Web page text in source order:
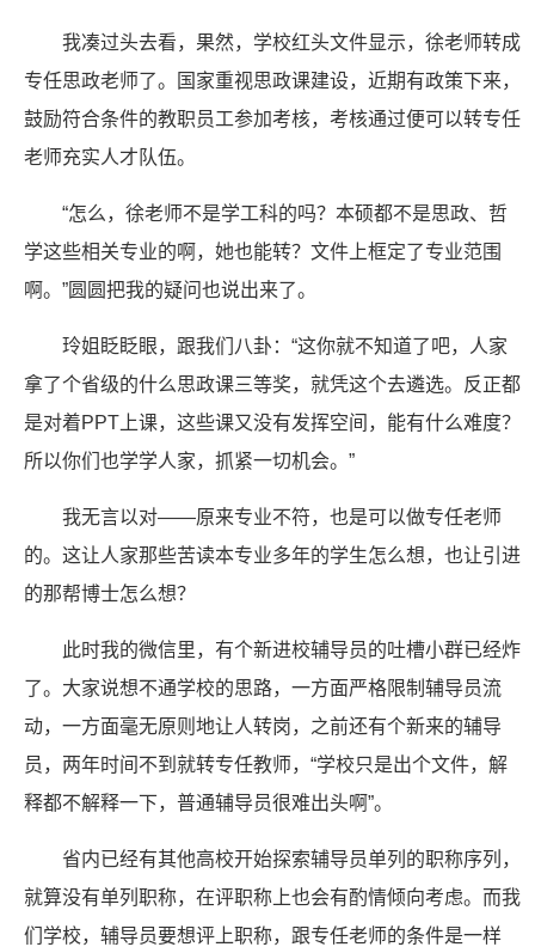
我凑过头去看，果然，学校红头文件显示，徐老师转成
专任思政老师了。国家重视思政课建设，近期有政策下来，
鼓励符合条件的教职员工参加考核，考核通过便可以转专任
老师充实人才队伍。
“怎么，徐老师不是学工科的吗？本硕都不是思政、哲
学这些相关专业的啊，她也能转？文件上框定了专业范围
啊。”圆圆把我的疑问也说出来了。
玲姐眨眨眼，跟我们八卦：“这你就不知道了吧，人家
拿了个省级的什么思政课三等奖，就凭这个去遴选。反正都
是对着PPT上课，这些课又没有发挥空间，能有什么难度？
所以你们也学学人家，抓紧一切机会。”
我无言以对——原来专业不符，也是可以做专任老师
的。这让人家那些苦读本专业多年的学生怎么想，也让引进
的那帮博士怎么想？
此时我的微信里，有个新进校辅导员的吐槽小群已经炸
了。大家说想不通学校的思路，一方面严格限制辅导员流
动，一方面毫无原则地让人转岗，之前还有个新来的辅导
员，两年时间不到就转专任教师，“学校只是出个文件，解
释都不解释一下，普通辅导员很难出头啊”。
省内已经有其他高校开始探索辅导员单列的职称序列，
就算没有单列职称，在评职称上也会有酌情倾向考虑。而我
们学校，辅导员要想评上职称，跟专任老师的条件是一样